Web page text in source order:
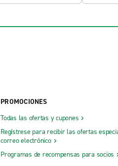
PROMOCIONES
Todas las ofertas y cupones
Regístrese para recibir las ofertas
correo electrónico
Programas de recompensas para socios